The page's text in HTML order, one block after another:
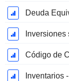
Código de
Inventarios